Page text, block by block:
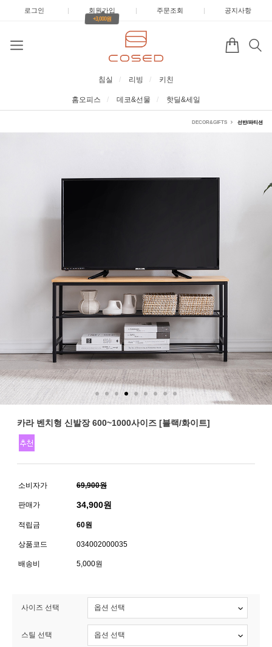
로그인 | 회원가입 |
+3,000원
주문조회 | 공지사항
침실 리빙 키친
홈오피스 데코&선물 핫딜&세일
DECOR&GIFTS 선반/파티션
카라 벤치형 신발장 600~1000사이즈 [블랙/화이트]
소비자가 69,900원
판매가 34,900원
적립금 60원
상품코드 034002000035
배송비 5,000원
사이즈 선택
스틸 선택